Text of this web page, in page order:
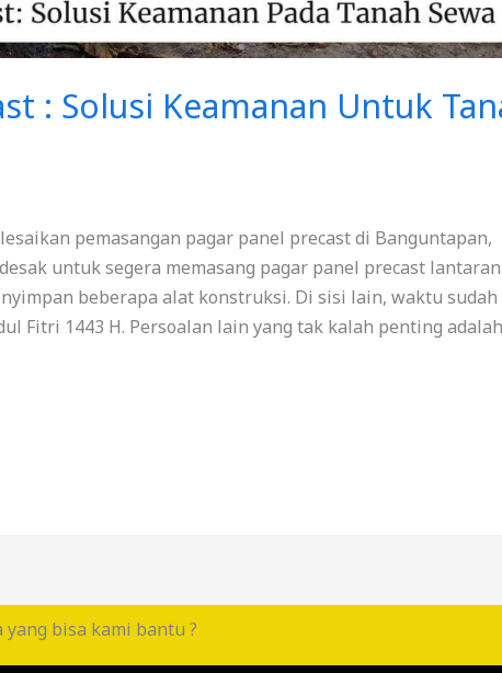
: Solusi Keamanan Untuk
pemasangan pagar panel precast di Banguntapan,
untuk segera memasang pagar panel precast
beberapa alat konstruksi. Di sisi lain, waktu sudah
Fitri 1443 H. Persoalan lain yang tak kalah penting adalah
yang bisa kami bantu ?